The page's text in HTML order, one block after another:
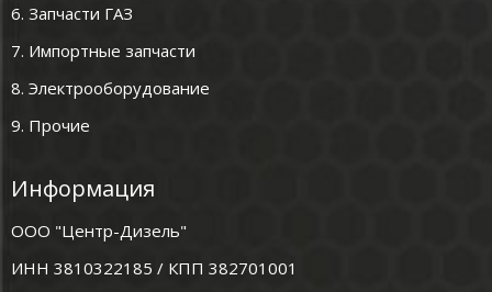
6. Запчасти ГАЗ
7. Импортные запчасти
8. Электрооборудование
9. Прочие
Информация
ООО "Центр-Дизель"
ИНН 3810322185 / КПП 382701001